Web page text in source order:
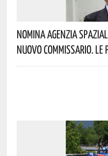
Nomina Agenzia
Nuovo Commissario.